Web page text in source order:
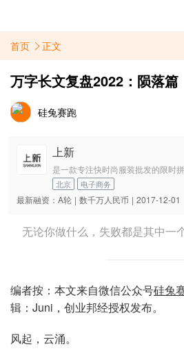
首页 正文
万字长文复盘2022：陨落篇
硅兔赛跑
上新
是一款专注快时尚服装批发的限时
北京 电子商务
最新融资： A轮 | 数千万人民币 | 2017-12-01
无论你做什么，失败都是其中一
编者按：本文来自微信公众号硅兔
辑：Juni，创业邦经授权发布。
风起，云涌。